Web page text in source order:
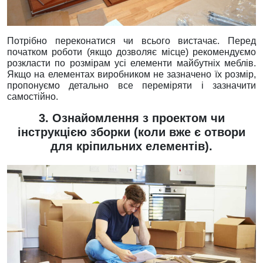
Потрібно переконатися чи всього вистачає. Перед
початком роботи (якщо дозволяє місце) рекомендуємо
розкласти по розмірам усі елементи майбутніх меблів.
Якщо на елементах виробником не зазначено їх розмір,
пропонуємо детально все переміряти і зазначити
самостійно.
3. Ознайомлення з проектом чи
інструкцією зборки (коли вже є отвори
для кріпильних елементів).